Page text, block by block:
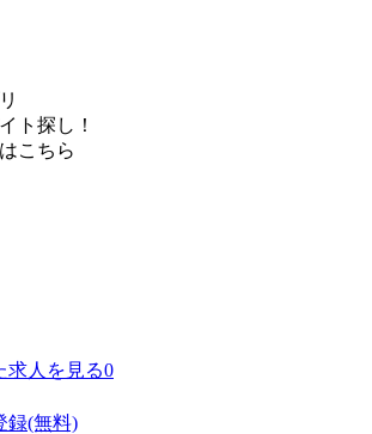
ト探し！
こちら
求人を見る0
録(無料)